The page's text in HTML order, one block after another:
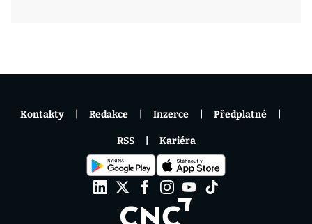
Kontakty Redakce Inzerce Předplatné
RSS Kariéra